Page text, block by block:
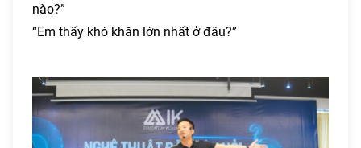
nào?”
“Em thấy khó khăn lớn nhất ở đâu?”